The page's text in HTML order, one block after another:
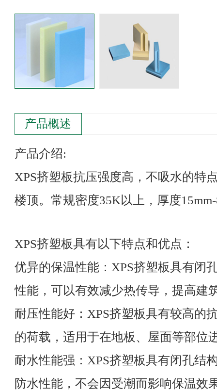
产品概述
产品介绍:
XPS挤塑板抗压强度高，不吸水的特
楼顶。常规密度35K以上，厚度
XPS挤塑板具有以下特点和优点：
优异的保温性能：XPS挤塑板具有闭
性能，可以有效减少热传导，提高建
耐压性能好：XPS挤塑板具有较高的
的荷载，适用于在地板、屋面等部位
耐水性能强：XPS挤塑板具有闭孔结
防水性能，不会因受潮而影响保温效